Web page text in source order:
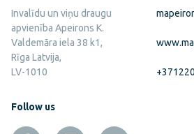
Invalīdu un viņu draugu
apvienība Apeirons K.
Valdemāra iela 38 k1,
Rīga Latvija,
LV-1010
Follow us